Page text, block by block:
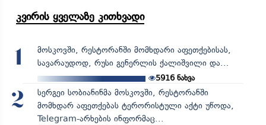
კვირის ყველაზე კითხვადი
1
მოსკოვში, რესტორანში მომხდარი აფეთქებისას,
სავარაუდოდ, რუსი გენერლის ქალიშვილი და...
5916ნახვა
2
სერგეი სობიანინმა მოსკოვში, რესტორანში
მომხდარ აფეთქებას ტერორისტული აქტი უწოდა,
Telegram-არხების ინფორმაც...